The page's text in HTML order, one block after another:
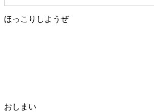
ほっこりしようぜ
おしまい